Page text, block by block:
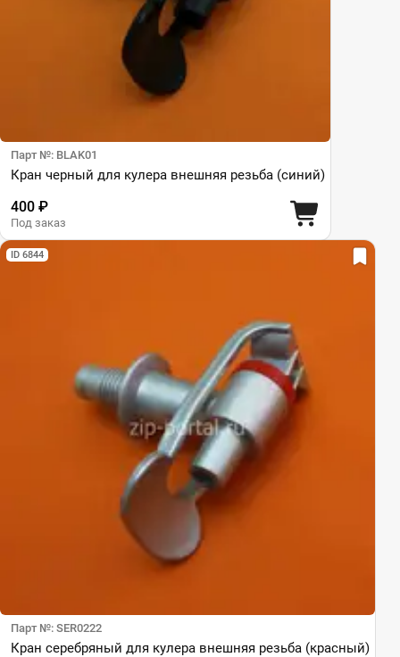
Парт №: BLAK01
Кран черный для кулера внешняя резьба (синий)
400 ₽
Под заказ
ID 6844
Парт №: SER0222
Кран серебряный для кулера внешняя резьба (красный)